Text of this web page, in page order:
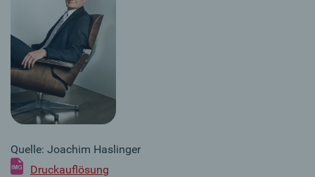
Quelle: Joachim Haslinger
Druckauflösung